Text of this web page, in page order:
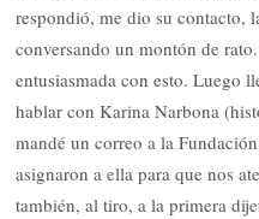
respondió, me dio su contacto,
conversando un montón de
entusiasmada con esto. Luego
hablar con Karina Narbona
mandé un correo a la
asignaron a ella para que nos
también, al tiro, a la primera